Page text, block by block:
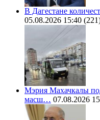
В Дагестане
05.08.2026 15:40
Мэрия Махачкалы
масш… 07.08.2026